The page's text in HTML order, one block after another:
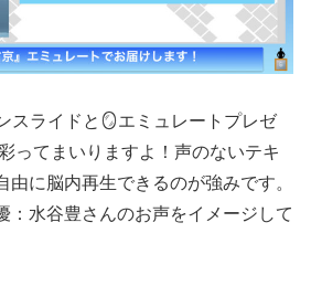
ライドと🪞エミュレートプレゼ
ってまいりますよ！声のないテキ
由に脳内再生できるのが強みです。
：水谷豊さんのお声をイメージして